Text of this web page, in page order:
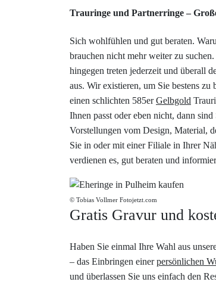
Trauringe und Partnerringe –
Sich wohlfühlen und gut beraten.
brauchen nicht mehr weiter zu
hingegen treten jederzeit und überall
aus. Wir existieren, um Sie bestens
einen schlichten 585erGelbgold
Ihnen passt oder eben nicht, dann
Vorstellungen vom Design, Material,
Sie in oder mit einer Filiale in Ihrer
verdienen es, gut beraten und
© Tobias Vollmer Fotojetzt.com
Gratis Gravur und
Haben Sie einmal Ihre Wahl aus
– das Einbringen einerpersönlichen
und überlassen Sie uns einfach den